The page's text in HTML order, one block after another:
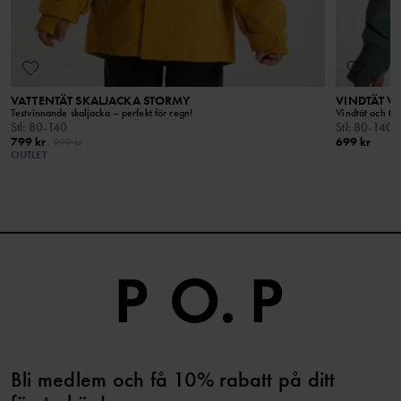
VATTENTÄT SKALJACKA STORMY
Testvinnande skaljacka – perfekt för regn!
Stl : 80-140
799 kr
OUTLET
VINDTÄT
Vindtät och
Stl : 80-140
699 kr
Bli medlem och få 10% rabatt på ditt